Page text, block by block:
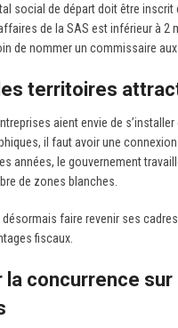
social de départ doit être inscrit
de la SAS est inférieur à 2
de nommer un commissaire
territoires
aient envie de
il faut avoir une connexion
années, le gouvernement
de zones blanches.
désormais faire revenir ses
fiscaux.
la concurrence sur